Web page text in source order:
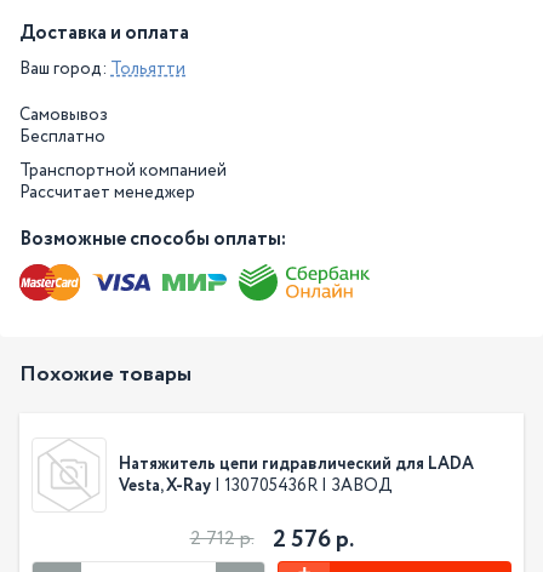
Доставка и оплата
Ваш город: Тольятти
Самовывоз
Бесплатно
Транспортной компанией
Рассчитает менеджер
Возможные способы оплаты:
Похожие товары
Натяжитель цепи гидравлический для LADA
Vesta, X-Ray | 130705436R | ЗАВОД
2 712 р. 2 576 р.